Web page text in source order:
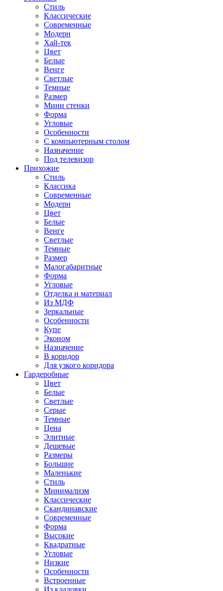
Стиль
Классические
Современные
Модерн
Хай-тек
Цвет
Белые
Венге
Светлые
Темные
Размер
Мини стенки
Форма
Угловые
Особенности
С компьютерным столом
Назначение
Под телевизор
Прихожие
Стиль
Классика
Современные
Модерн
Цвет
Белые
Венге
Светлые
Темные
Размер
Малогабаритные
Форма
Угловые
Отделка и материал
Из МДФ
Зеркальные
Особенности
Купе
Эконом
Назначение
В коридор
Для узкого коридора
Гардеробные
Цвет
Белые
Светлые
Серые
Темные
Цена
Элитные
Дешевые
Размеры
Большие
Маленькие
Стиль
Минимализм
Классические
Скандинавские
Современные
Форма
Высокие
Квадратные
Угловые
Низкие
Особенности
Встроенные
Из кладовки